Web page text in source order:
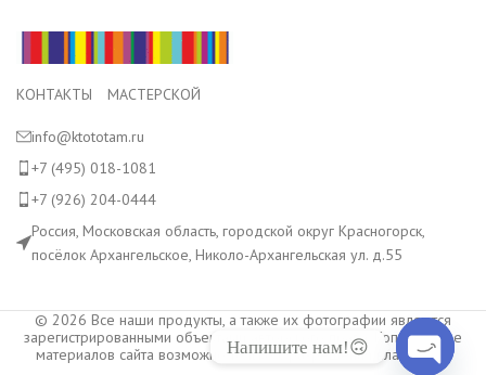
КОНТАКТЫ МАСТЕРСКОЙ
info@ktototam.ru
+7 (495) 018-1081
+7 (926) 204-0444
Россия, Московская область, городской округ Красногорск,
посёлок Архангельское, Николо-Архангельская ул. д.55
© 2026 Все наши продукты, а также их фотографии являются
зарегистрированными объектами авторского права. Копирование
материалов сайта возможно только с разрешения владельца.
Напишите нам!🙃